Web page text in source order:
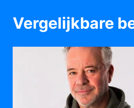
Vergelijkbare